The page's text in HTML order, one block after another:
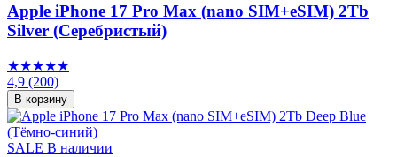
Apple iPhone 17 Pro Max (nano SIM+eSIM) 2Tb
Silver (Серебристый)
★★★★★
4,9 (200)
В корзину
SALE В наличии